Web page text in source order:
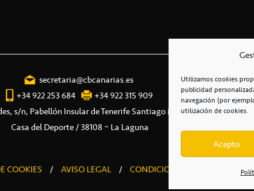
Utilizamos cookies
publicidad
navegación (por
utilización de cookies.
Acepto
secretaria@cbcanarias.es
+34 922 253 684
+34 922 315 909
s/n, Pabellón Insular de Tenerife Santiago Martín
Casa del Deporte / 38108 – La Laguna
COOKIES / AVISO LEGAL / CONDICIONES COMERCIALES /